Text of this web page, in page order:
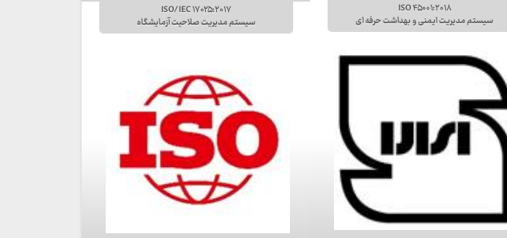
ISO ۴۵۰۰۱:۲۰۱۸
سیستم مدیریت ایمنی و بهداشت حرفه ای
ISO/IEC ۱۷۰۲۵:۲۰۱۷
سیستم مدیریت صلاحیت آزمایشگاه